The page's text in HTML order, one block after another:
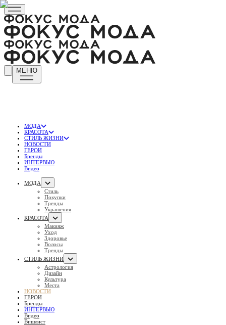
МЕНЮ
МОДА
КРАСОТА
СТИЛЬ ЖИЗНИ
НОВОСТИ
ГЕРОИ
Бренды
ИНТЕРВЬЮ
Видео
МОДА
Стиль
Покупки
Тренды
Украшения
КРАСОТА
Макияж
Уход
Здоровье
Волосы
Тренды
СТИЛЬ ЖИЗНИ
Астрология
Дизайн
Культура
Места
НОВОСТИ
ГЕРОИ
Бренды
ИНТЕРВЬЮ
Видео
Вишлист